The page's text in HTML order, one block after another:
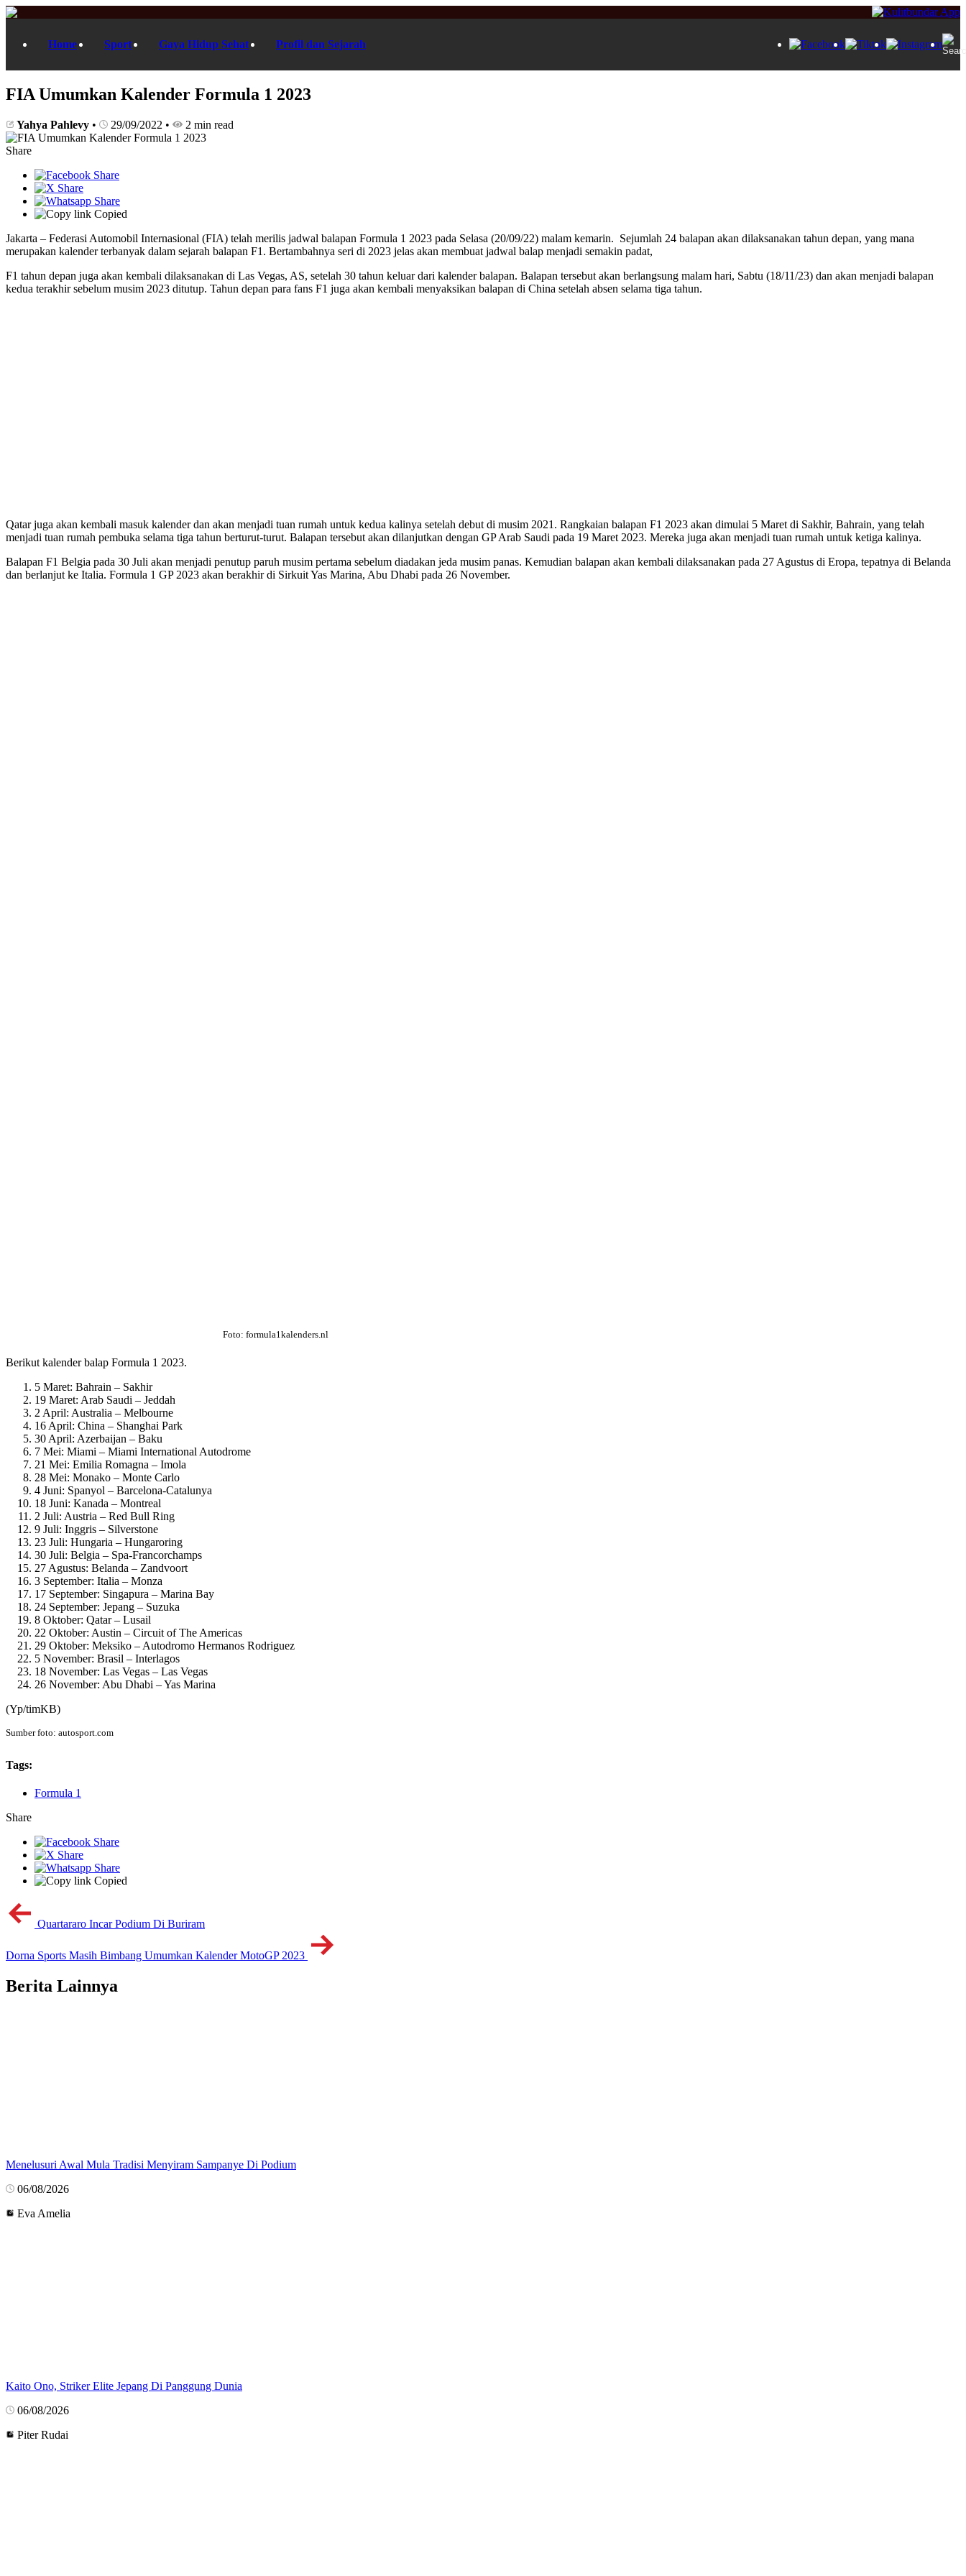
Home Sport Gaya Hidup Sehat Profil dan Sejarah
FIA Umumkan Kalender Formula 1 2023
Yahya Pahlevy • 29/09/2022 • 2 min read
Share
Copied
Jakarta – Federasi Automobil Internasional (FIA) telah merilis jadwal balapan Formula 1 2023 pada Selasa (20/09/22) malam kemarin. Sejumlah 24 balapan akan dilaksanakan tahun depan, yang mana
merupakan kalender terbanyak dalam sejarah balapan F1. Bertambahnya seri di 2023 jelas akan membuat jadwal balap menjadi semakin padat,
F1 tahun depan juga akan kembali dilaksanakan di Las Vegas, AS, setelah 30 tahun keluar dari kalender balapan. Balapan tersebut akan berlangsung malam hari, Sabtu (18/11/23) dan akan menjadi balapan
kedua terakhir sebelum musim 2023 ditutup. Tahun depan para fans F1 juga akan kembali menyaksikan balapan di China setelah absen selama tiga tahun.
Qatar juga akan kembali masuk kalender dan akan menjadi tuan rumah untuk kedua kalinya setelah debut di musim 2021. Rangkaian balapan F1 2023 akan dimulai 5 Maret di Sakhir, Bahrain, yang telah
menjadi tuan rumah pembuka selama tiga tahun berturut-turut. Balapan tersebut akan dilanjutkan dengan GP Arab Saudi pada 19 Maret 2023. Mereka juga akan menjadi tuan rumah untuk ketiga kalinya.
Balapan F1 Belgia pada 30 Juli akan menjadi penutup paruh musim pertama sebelum diadakan jeda musim panas. Kemudian balapan akan kembali dilaksanakan pada 27 Agustus di Eropa, tepatnya di Belanda
dan berlanjut ke Italia. Formula 1 GP 2023 akan berakhir di Sirkuit Yas Marina, Abu Dhabi pada 26 November.
Foto: formula1kalenders.nl
Berikut kalender balap Formula 1 2023.
5 Maret: Bahrain – Sakhir
19 Maret: Arab Saudi – Jeddah
2 April: Australia – Melbourne
16 April: China – Shanghai Park
30 April: Azerbaijan – Baku
7 Mei: Miami – Miami International Autodrome
21 Mei: Emilia Romagna – Imola
28 Mei: Monako – Monte Carlo
4 Juni: Spanyol – Barcelona-Catalunya
18 Juni: Kanada – Montreal
2 Juli: Austria – Red Bull Ring
9 Juli: Inggris – Silverstone
23 Juli: Hungaria – Hungaroring
30 Juli: Belgia – Spa-Francorchamps
27 Agustus: Belanda – Zandvoort
3 September: Italia – Monza
17 September: Singapura – Marina Bay
24 September: Jepang – Suzuka
8 Oktober: Qatar – Lusail
22 Oktober: Austin – Circuit of The Americas
29 Oktober: Meksiko – Autodromo Hermanos Rodriguez
5 November: Brasil – Interlagos
18 November: Las Vegas – Las Vegas
26 November: Abu Dhabi – Yas Marina
(Yp/timKB)
Sumber foto: autosport.com
Tags:
Formula 1
Share
Copied
Quartararo Incar Podium Di Buriram
Dorna Sports Masih Bimbang Umumkan Kalender MotoGP 2023
Berita Lainnya
Menelusuri Awal Mula Tradisi Menyiram Sampanye Di Podium
06/08/2026
Eva Amelia
Kaito Ono, Striker Elite Jepang Di Panggung Dunia
06/08/2026
Piter Rudai